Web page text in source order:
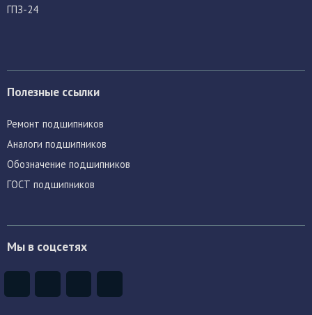
ГПЗ-24
Полезные ссылки
Ремонт подшипников
Аналоги подшипников
Обозначение подшипников
ГОСТ подшипников
Мы в соцсетях